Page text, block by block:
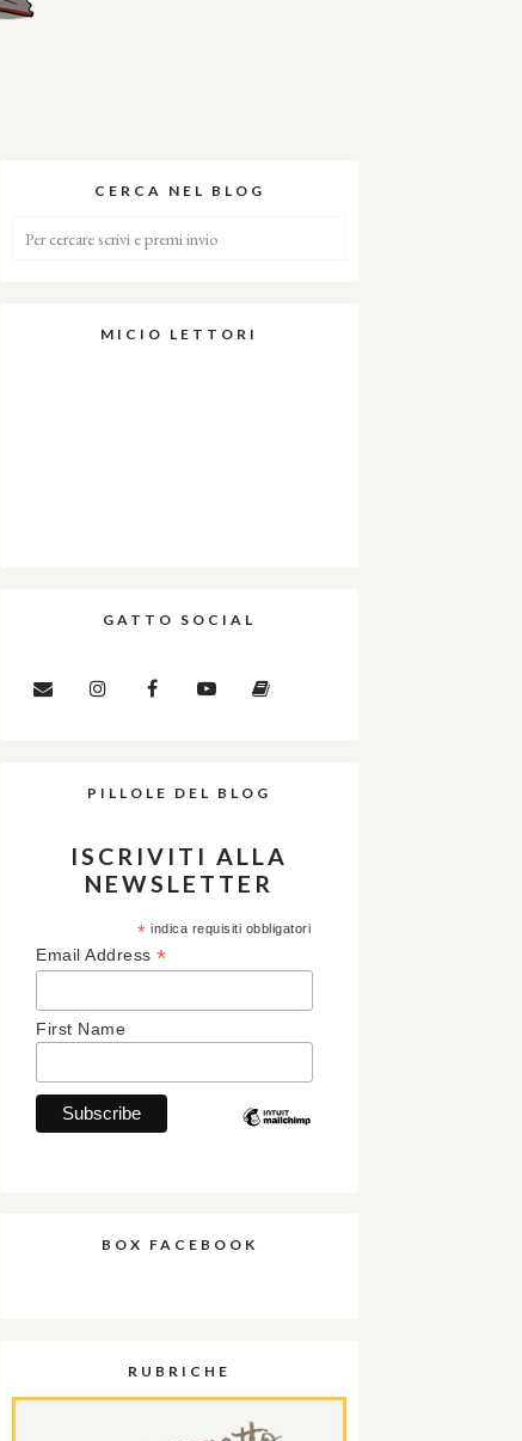
CERCA NEL BLOG
MICIO LETTORI
GATTO SOCIAL
PILLOLE DEL BLOG
ISCRIVITI ALLA
NEWSLETTER
* indica requisiti obbligatori
Email Address *
First Name
BOX FACEBOOK
RUBRICHE